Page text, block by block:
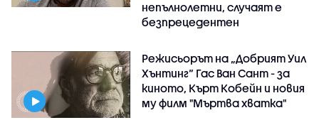
непълнолетни, случаят е
безпрецедентен
Режисьорът на „Добрият Уил
Хънтинг“ Гас Ван Сант - за
киното, Кърт Кобейн и новия
му филм "Мъртва хватка"